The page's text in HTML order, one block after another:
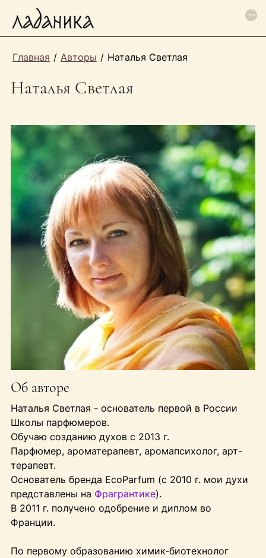
Главная / Авторы / Наталья Светлая
Наталья Светлая
Об авторе
Наталья Светлая - основатель первой в России
Школы парфюмеров.
Обучаю созданию духов с 2013 г.
Парфюмер, ароматерапевт, аромапсихолог, арт-
терапевт.
Основатель бренда EcoParfum (с 2010 г. мои духи
представлены на Фрагрантике).
В 2011 г. получено одобрение и диплом во
Франции.
По первому образованию химик-биотехнолог